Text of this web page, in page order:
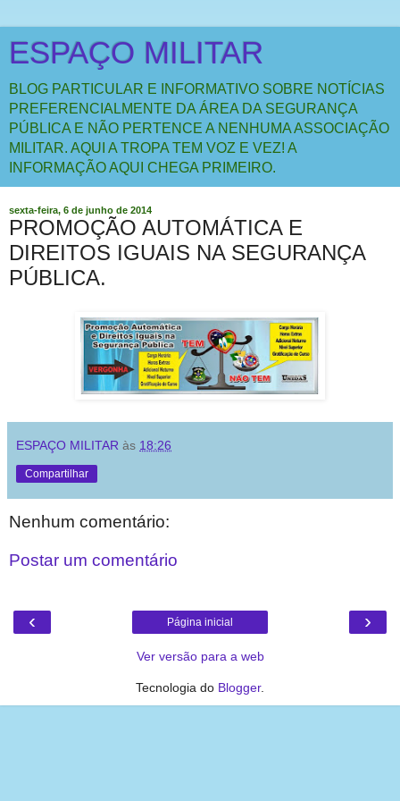
ESPAÇO MILITAR
BLOG PARTICULAR E INFORMATIVO SOBRE NOTÍCIAS
PREFERENCIALMENTE DA ÁREA DA SEGURANÇA
PÚBLICA E NÃO PERTENCE A NENHUMA ASSOCIAÇÃO
MILITAR. AQUI A TROPA TEM VOZ E VEZ! A
INFORMAÇÃO AQUI CHEGA PRIMEIRO.
sexta-feira, 6 de junho de 2014
PROMOÇÃO AUTOMÁTICA E
DIREITOS IGUAIS NA SEGURANÇA
PÚBLICA.
ESPAÇO MILITAR às 18:26
Compartilhar
Nenhum comentário:
Postar um comentário
‹ ›
Página inicial
Ver versão para a web
Tecnologia do Blogger.